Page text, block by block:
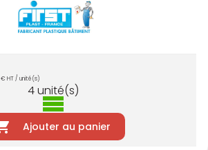
€ HT / unité(s)
4unité(s)
Ajouter au panier